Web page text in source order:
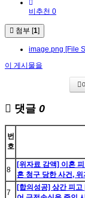
비추천 0
첨부 [1]
image.png [File
이 게시물을
댓글 0
번
호
8
[위자료 감액] 이혼
혼 청구 당한 사건, 위
7
[합의성공] 상간 피